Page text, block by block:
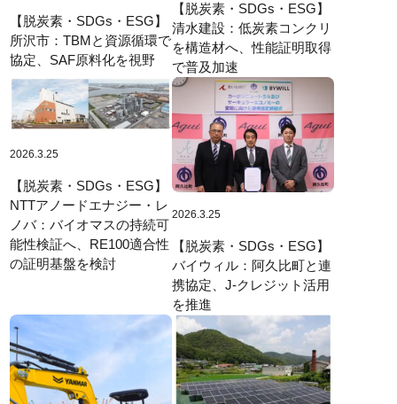
【脱炭素・SDGs・ESG】
所沢市：TBMと資源循環で
協定、SAF原料化を視野
【脱炭素・SDGs・ESG】
清水建設：低炭素コンクリ
を構造材へ、性能証明取得
で普及加速
2026.3.25
【脱炭素・SDGs・ESG】
NTTアノードエナジー・レ
ノバ：バイオマスの持続可
能性検証へ、RE100適合性
の証明基盤を検討
2026.3.25
【脱炭素・SDGs・ESG】
バイウィル：阿久比町と連
携協定、J-クレジット活用
を推進